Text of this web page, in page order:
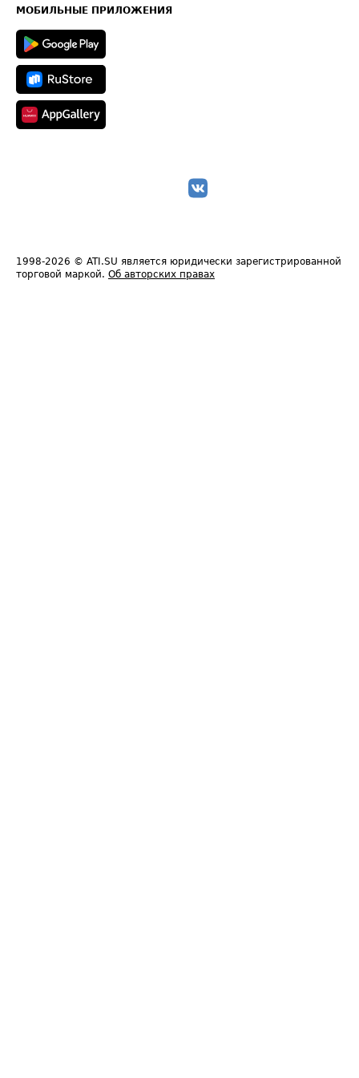
Техническая информация
МОБИЛЬНЫЕ ПРИЛОЖЕНИЯ
1998-2026 © ATI.SU является юридически зарегистрированной
торговой маркой. Об авторских правах